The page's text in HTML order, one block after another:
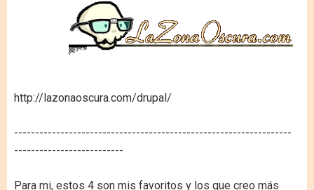
http://lazonaoscura.com/drupal/
------------------------------------------------------------------
--------------------------
Para mi, estos 4 son mis favoritos y los que creo más